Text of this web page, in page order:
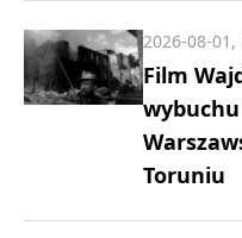
Film
Toruniu
2026-08-01,